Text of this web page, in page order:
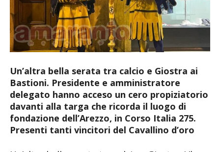
Un’altra bella serata tra calcio e Giostra ai
Bastioni. Presidente e amministratore
delegato hanno acceso un cero propiziatorio
davanti alla targa che ricorda il luogo di
fondazione dell’Arezzo, in Corso Italia 275.
Presenti tanti vincitori del Cavallino d’oro